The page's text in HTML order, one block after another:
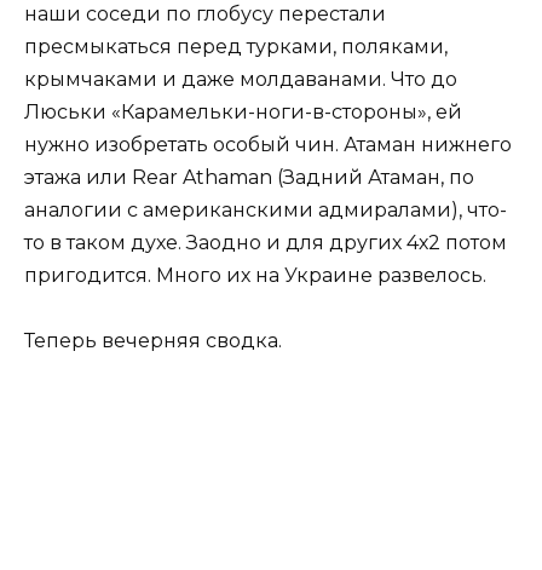
наши соседи по глобусу перестали
пресмыкаться перед турками, поляками,
крымчаками и даже молдаванами. Что до
Люськи «Карамельки-ноги-в-стороны», ей
нужно изобретать особый чин. Атаман нижнего
этажа или Rear Athaman (Задний Атаман, по
аналогии с американскими адмиралами), что-
то в таком духе. Заодно и для других 4х2 потом
пригодится. Много их на Украине развелось.
Теперь вечерняя сводка.